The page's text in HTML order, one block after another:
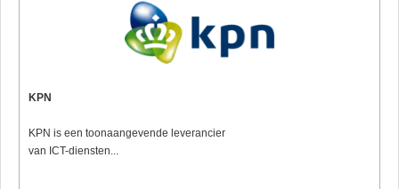
KPN
KPN is een toonaangevende leverancier
van ICT-diensten...